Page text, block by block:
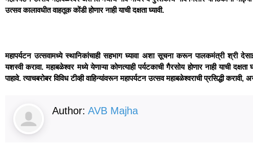
उत्सव कालावधीत वाहतूक कोंडी होणार नाही याची दक्षता घ्यावी.
महापर्यटन उत्सवामध्ये स्थानिकांचाही सहभाग घ्यावा अशा सूचना करून पालकमंत्री श्री
यशस्वी करावा. महाबळेश्वर मध्ये येणाऱ्या कोणत्याही पर्यटकाची गैरसोय होणार नाही याची
पाहावे. त्याचबरोबर विविध टीव्ही वाहिन्यांवरून महापर्यटन उत्सव महाबळेश्वराची प्रसिद्धी
Author: AVB Majha